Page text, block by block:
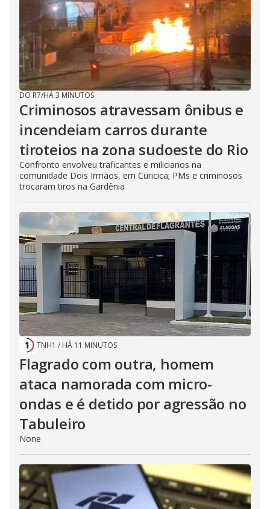
DO R7/HÁ 3 MINUTOS
Criminosos atravessam ônibus e
incendeiam carros durante
tiroteios na zona sudoeste do Rio
Confronto envolveu traficantes e milicianos na
comunidade Dois Irmãos, em Curicica; PMs e criminosos
trocaram tiros na Gardênia
TNH1 / HÁ 11 MINUTOS
Flagrado com outra, homem
ataca namorada com micro-
ondas e é detido por agressão no
Tabuleiro
None